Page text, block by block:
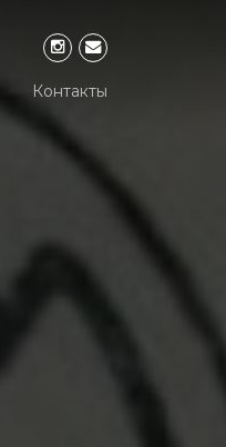
Контакты